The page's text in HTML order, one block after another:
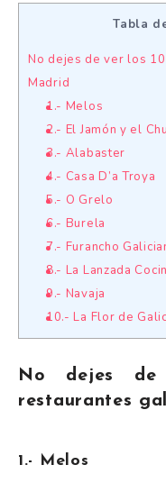
Tabla
No dejes de ver los
Madrid
1.- Melos
2.- El Jamón y el
3.- Alabaster
4.- Casa D’a Troya
5.- O Grelo
6.- Burela
7.- Furancho
8.- La Lanzada
9.- Navaja
10.- La Flor de
No dejes
restaurantes
1.- Melos